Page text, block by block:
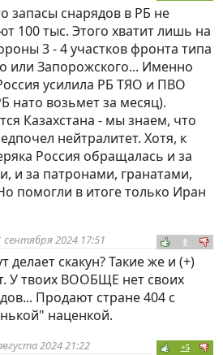
запасы снарядов в РБ не
100 тыс. Этого хватит лишь на
3 - 4 участков фронта типа
или Запорожского... Именно
усилила РБ ТЯО и ПВО
нато возьмет за месяц).
Казахстана - мы знаем, что
нейтралитет. Хотя, к
Россия обращалась и за
и за патронами, гранатами,
помогли в итоге только Иран
сентября 2024 17:51 0
делает скакун? Такие же и (+)
У твоих ВООБЩЕ нет своих
Продают стране 404 с
наценкой.
2024 21:22 +5